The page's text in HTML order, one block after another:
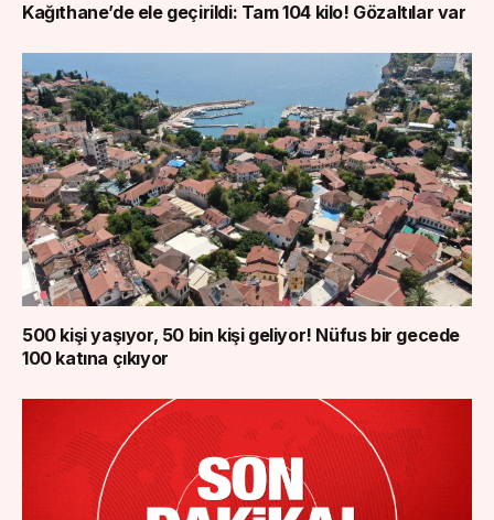
Kağıthane’de ele geçirildi: Tam 104 kilo! Gözaltılar var
500 kişi yaşıyor, 50 bin kişi geliyor! Nüfus bir gecede
100 katına çıkıyor